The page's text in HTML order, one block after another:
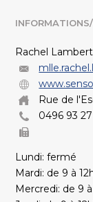
Rachel Lambert
Rue de
0496 93
Lundi: fermé
Mardi: de 9 à
Mercredi: de 9